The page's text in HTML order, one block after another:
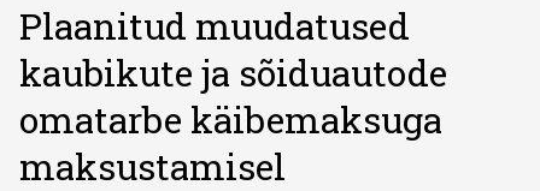
Plaanitud muudatused
kaubikute ja sõiduautode
omatarbe käibemaksuga
maksustamisel